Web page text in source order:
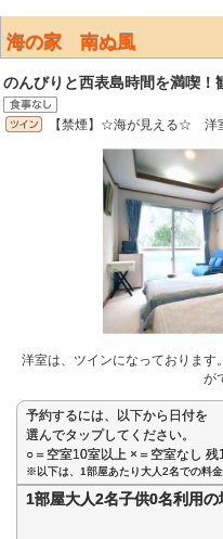
海の家 南ぬ風
のんびりと西表島時間を満喫！
【禁煙】☆海が見える☆ 洋
洋室は、ツインになっております
が
予約するには、以下から日付を
選んでタップしてください。
○＝空室10室以上 ×＝空室なし
※以下は、1部屋あたり大人2名での料金
1部屋大人2名子供0名利用の